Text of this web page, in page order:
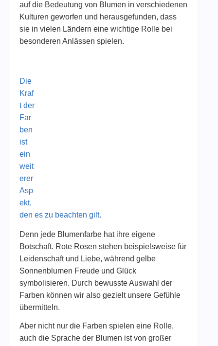
auf die Bedeutung von Blumen in verschiedenen
Kulturen geworfen und herausgefunden, dass
sie in vielen Ländern eine wichtige Rolle bei
besonderen Anlässen spielen.
Die
Kraf
t der
Far
ben
ist
ein
weit
erer
Asp
ekt,
den es zu beachten gilt.
Denn jede Blumenfarbe hat ihre eigene
Botschaft. Rote Rosen stehen beispielsweise für
Leidenschaft und Liebe, während gelbe
Sonnenblumen Freude und Glück
symbolisieren. Durch bewusste Auswahl der
Farben können wir also gezielt unsere Gefühle
übermitteln.
Aber nicht nur die Farben spielen eine Rolle,
auch die Sprache der Blumen ist von großer